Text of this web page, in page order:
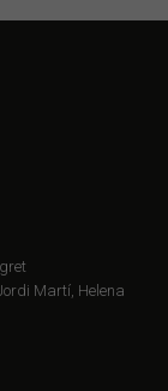
Martí, Helena